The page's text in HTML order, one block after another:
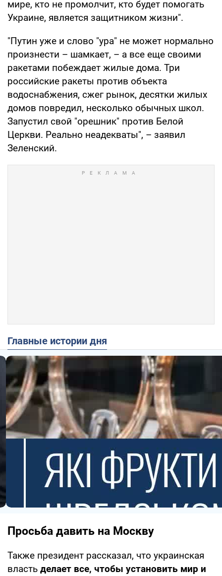
мире, кто не промолчит, кто будет помогать
Украине, является защитником жизни".
"Путин уже и слово "ура" не может нормально
произнести – шамкает, – а все еще своими
ракетами побеждает жилые дома. Три
российские ракеты против объекта
водоснабжения, сжег рынок, десятки жилых
домов повредил, несколько обычных школ.
Запустил свой "орешник" против Белой
Церкви. Реально неадекваты", – заявил
Зеленский.
Главные истории дня
Просьба давить на Москву
Также президент рассказал, что украинская
власть делает все, чтобы установить мир и